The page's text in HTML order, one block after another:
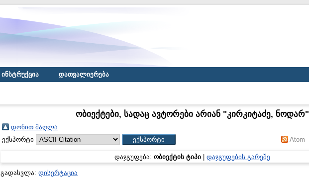
ინსტრუქცია დათვალიერება
ობიექტები, სადაც ავტორები არიან "კირკიტაძე, ნოდარ"
დონით მაღლა
ექსპორტი
Atom
დაჯგუფება: ობიექტის ტიპი| დაჯგუფების გარეშე
გადასვლა: დისერტაცია